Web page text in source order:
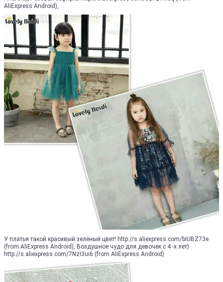
AliExpress Android),
У платья такой красивый зелёный цвет! http://s.aliexpress.com/biUBZ73e
(from AliExpress Android), Воздушное чудо для девочек с 4 -х лет)
http://s.aliexpress.com/7NzI3ui6 (from AliExpress Android)